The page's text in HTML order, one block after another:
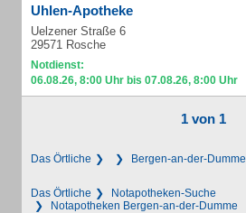
Uhlen-Apotheke
Uelzener Straße 6
29571 Rosche
Notdienst:
06.08.26, 8:00 Uhr bis 07.08.26, 8:00 Uhr
1 von 1
Das Örtliche Bergen-an-der-Dumme
Das Örtliche
Notapotheken-Suche
Notapotheken Bergen-an-der-Dumme